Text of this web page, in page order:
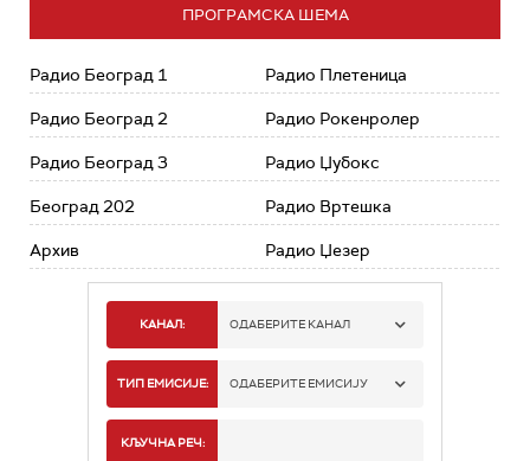
ПРОГРАМСКА ШЕМА
Радио Београд 1
Радио Београд 2
Радио Београд 3
Београд 202
Архив
Радио Плетеница
Радио Рокенролер
Радио Џубокс
Радио Вртешка
Радио Џезер
КАНАЛ: ОДАБЕРИТЕ КАНАЛ
РАДИО БЕОГРАД 1
ТИП ЕМИСИЈЕ: ОДАБЕРИТЕ ЕМИСИЈУ
КЉУЧНА РЕЧ: